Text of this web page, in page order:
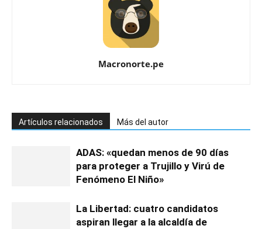
Macronorte.pe
Artículos relacionados Más del autor
ADAS: «quedan menos de 90 días
para proteger a Trujillo y Virú de
Fenómeno El Niño»
La Libertad: cuatro candidatos
aspiran llegar a la alcaldía de